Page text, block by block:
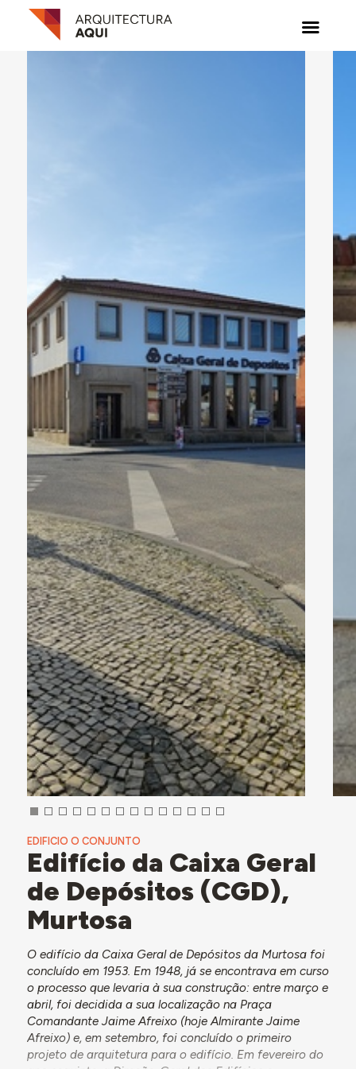
EDIFICIO O CONJUNTO
Edifício da Caixa Geral
de Depósitos (CGD),
Murtosa
O edifício da Caixa Geral de Depósitos da Murtosa foi
concluído em 1953. Em 1948, já se encontrava em curso
o processo que levaria à sua construção: entre março e
abril, foi decidida a sua localização na Praça
Comandante Jaime Afreixo (hoje Almirante Jaime
Afreixo) e, em setembro, foi concluído o primeiro
projeto de arquitetura para o edifício. Em fevereiro do